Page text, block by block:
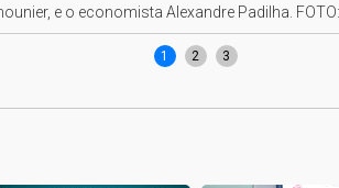
e o economista Alexandre Padilha.
1 2 3